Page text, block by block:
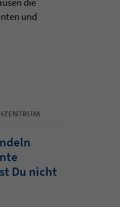
und
Du nicht